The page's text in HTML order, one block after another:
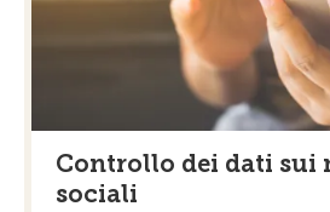
Controllo dei dati sui
sociali